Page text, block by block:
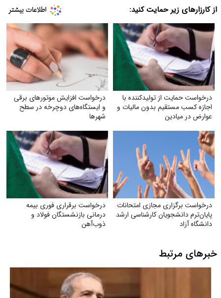
از کارزارهای زیر حمایت کنید:
درخواست حمایت از تولیدکننده با
اجازه کسب مستقیم بدون مالیات و
عوارض در میادین
درخواست افزایش موتورهای برقی
و ایستگاه‌های دوچرخه در سطح
شهرها
درخواست برگزاری مجازی امتحانات
پایان‌ترم دانشجویان کارشناسی ارشد
دانشگاه آزاد
درخواست برقراری فوری بیمه
درمانی بازنشستگان فولاد و
ذوب‌آهن
خبرهای مرتبط